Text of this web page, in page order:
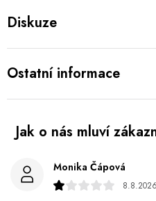
Diskuze
Ostatní informace
Monika Čápová
8.8.2026